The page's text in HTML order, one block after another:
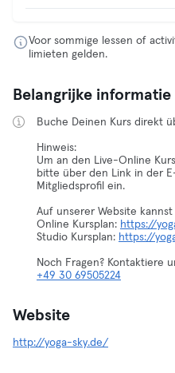
Voor sommige lessen of
limieten gelden.
Belangrijke informatie
Buche Deinen Kurs direkt
Hinweis:
Um an den Live-Online
bitte über den Link in der
Mitgliedsprofil ein.
Auf unserer Website
Online Kursplan: https://
Studio Kursplan: https://
Noch Fragen? Kontaktiere
+49 30 69505224
Website
http://yoga-sky.de/